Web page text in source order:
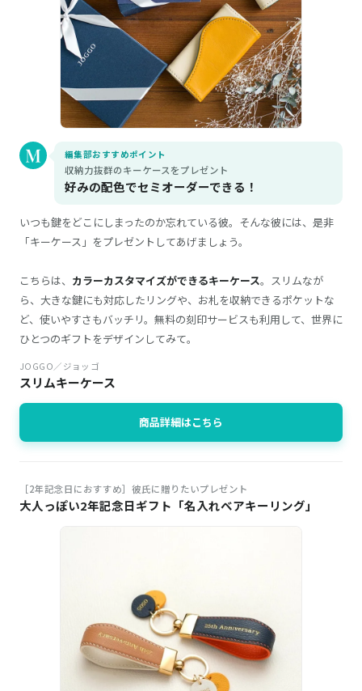
編集部おすすめポイント
収納力抜群のキーケースをプレゼント
好みの配色でセミオーダーできる！
いつも鍵をどこにしまったのか忘れている彼。そんな彼には、是非
「キーケース」をプレゼントしてあげましょう。
こちらは、 カラーカスタマイズができるキーケース。スリムなが
ら、大きな鍵にも対応したリングや、お札を収納できるポケットな
ど、使いやすさもバッチリ。無料の刻印サービスも利用して、世界に
ひとつのギフトをデザインしてみて。
JOGGO／ジョッゴ
スリムキーケース
商品詳細はこちら
［2年記念日におすすめ］彼氏に贈りたいプレゼント
大人っぽい2年記念日ギフト「名入れベアキーリング」